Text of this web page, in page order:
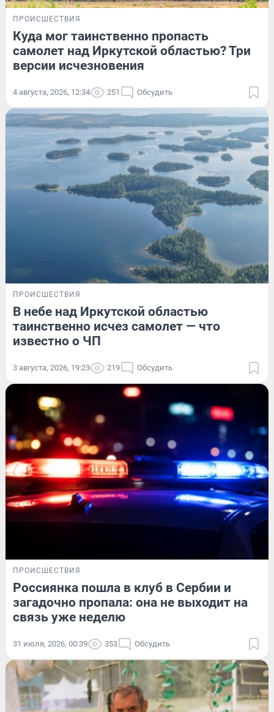
ПРОИСШЕСТВИЯ
Куда мог таинственно пропасть
самолет над Иркутской областью? Три
версии исчезновения
4 августа, 2026, 12:34 251 Обсудить
ПРОИСШЕСТВИЯ
В небе над Иркутской областью
таинственно исчез самолет — что
известно о ЧП
3 августа, 2026, 19:23 219 Обсудить
ПРОИСШЕСТВИЯ
Россиянка пошла в клуб в Сербии и
загадочно пропала: она не выходит на
связь уже неделю
31 июля, 2026, 00:39 353 Обсудить